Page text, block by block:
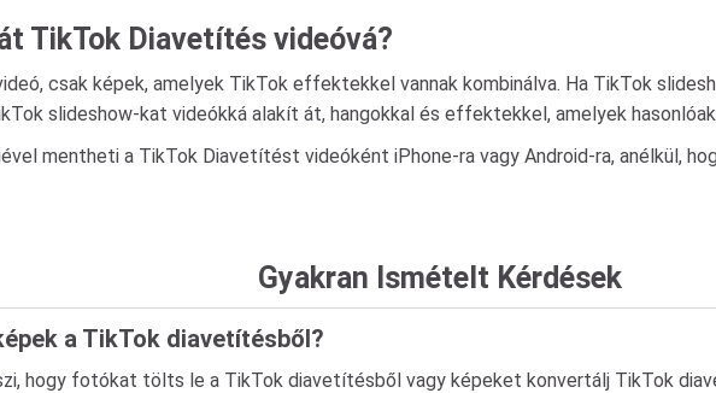
TikTok Diavetítés videóvá?
csak képek, amelyek TikTok effektekkel vannak kombinálva. Ha TikTok
slideshow-kat videókká alakít át, hangokkal és effektekkel, amelyek
mentheti a TikTok Diavetítést videóként iPhone-ra vagy Android-ra, anélkül,
Gyakran Ismételt Kérdések
a TikTok diavetítésből?
hogy fotókat tölts le a TikTok diavetítésből vagy képeket konvertálj TikTok